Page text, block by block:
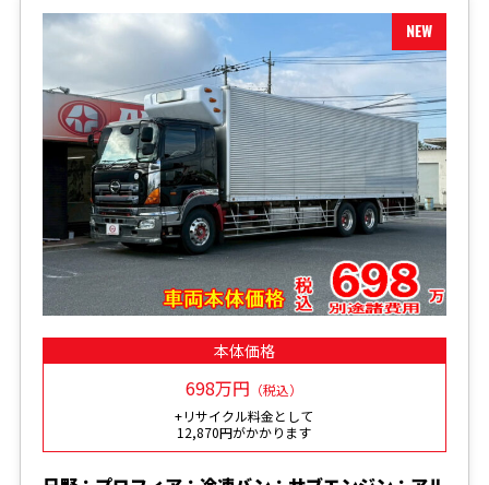
本体価格
698万円 （税込）
+リサイクル料金として
12,870円がかかります